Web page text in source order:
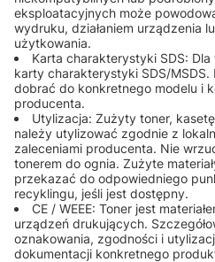
eksploatacyjnych może
wydruku, działaniem urządzenia
użytkowania.
Karta charakterystyki SDS:
karty charakterystyki SDS/MSDS.
dobrać do konkretnego modelu i
producenta.
Utylizacja: Zużyty toner,
należy utylizować zgodnie z
zaleceniami producenta. Nie
tonerem do ognia. Zużyte
przekazać do odpowiedniego
recyklingu, jeśli jest dostępny.
CE / WEEE: Toner jest
urządzeń drukujących.
oznakowania, zgodności i
dokumentacji konkretnego